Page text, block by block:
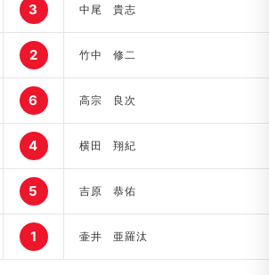
3 中尾 貴志
2 竹中 修二
6 高宗 良次
4 横田 翔紀
5 吉原 恭佑
1 壷井 亜羅汰